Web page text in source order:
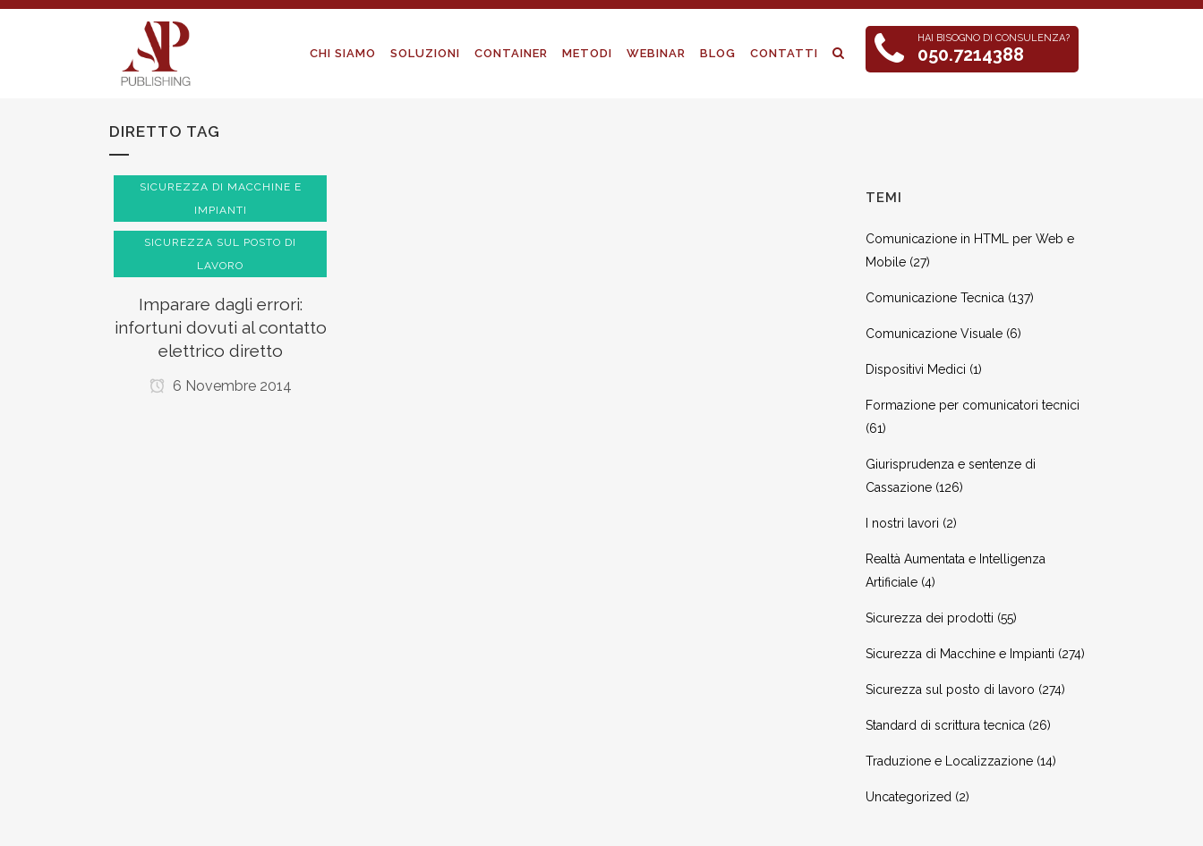
HAI BISOGNO DI CONSULENZA?
050.7214388
CHI SIAMO SOLUZIONI CONTAINER METODI WEBINAR BLOG CONTATTI
DIRETTO TAG
SICUREZZA DI MACCHINE E
IMPIANTI
SICUREZZA SUL POSTO DI
LAVORO
Imparare dagli errori:
infortuni dovuti al contatto
elettrico diretto
6 Novembre 2014
TEMI
Comunicazione in HTML per Web e
Mobile (27)
Comunicazione Tecnica (137)
Comunicazione Visuale (6)
Dispositivi Medici (1)
Formazione per comunicatori tecnici
(61)
Giurisprudenza e sentenze di
Cassazione (126)
I nostri lavori (2)
Realtà Aumentata e Intelligenza
Artificiale (4)
Sicurezza dei prodotti (55)
Sicurezza di Macchine e Impianti (274)
Sicurezza sul posto di lavoro (274)
Standard di scrittura tecnica (26)
Traduzione e Localizzazione (14)
Uncategorized (2)